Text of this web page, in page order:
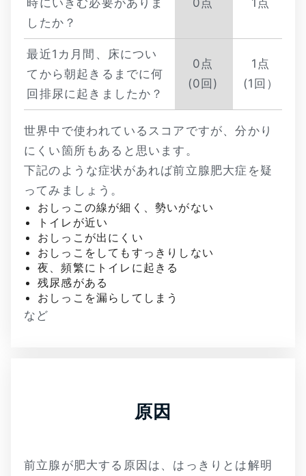
時にいきむ必要がありま
したか？
0点 1点
最近1カ月間、床につい
てから朝起きるまでに何
回排尿に起きましたか？
0点
(0回)
1点
(1回）
世界中で使われているスコアですが、分かり
にくい箇所もあると思います。
下記のような症状があれば前立腺肥大症を疑
ってみましょう。
おしっこの線が細く、勢いがない
トイレが近い
おしっこが出にくい
おしっこをしてもすっきりしない
夜、頻繁にトイレに起きる
残尿感がある
おしっこを漏らしてしまう
など
原因
前立腺が肥大する原因は、はっきりとは解明